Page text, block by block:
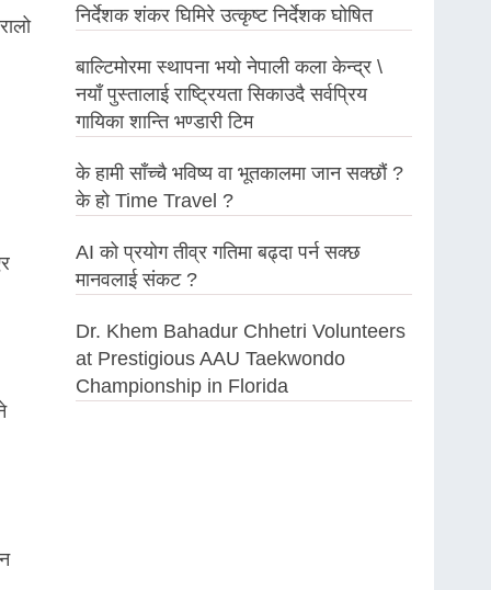
निर्देशक शंकर घिमिरे उत्कृष्ट निर्देशक घोषित
बाल्टिमोरमा स्थापना भयो नेपाली कला केन्द्र \
नयाँ पुस्तालाई राष्ट्रियता सिकाउदै सर्वप्रिय
गायिका शान्ति भण्डारी टिम
के हामी साँच्चै भविष्य वा भूतकालमा जान सक्छौं ?
के हो Time Travel ?
AI को प्रयोग तीव्र गतिमा बढ्दा पर्न सक्छ
मानवलाई संकट ?
Dr. Khem Bahadur Chhetri Volunteers
at Prestigious AAU Taekwondo
Championship in Florida